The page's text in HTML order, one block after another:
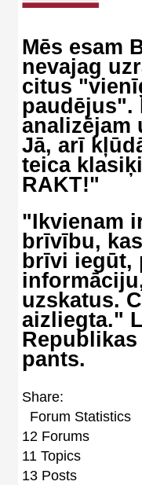
Mēs esam
nevajag
citus
paudējus".
analizējam
Jā, arī
teica
RAKT!"
"Ikvienam
brīvību,
brīvi iegūt,
uzskatus.
aizliegta."
Republikas
pants.
Share:
Forum Statistics
12 Forums
11 Topics
13 Posts